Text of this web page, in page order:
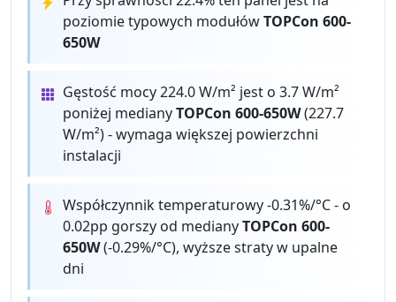
poziomie typowych modułówTOPCon 600-
650W
Gęstość mocy 224.0 W/m² jest o 3.7 W/m²
poniżej medianyTOPCon 600-650W(227.7
W/m²) - wymaga większej powierzchni
instalacji
Współczynnik temperaturowy -0.31%/°C - o
0.02pp gorszy od medianyTOPCon 600-
650W(-0.29%/°C), wyższe straty w upalne
dni